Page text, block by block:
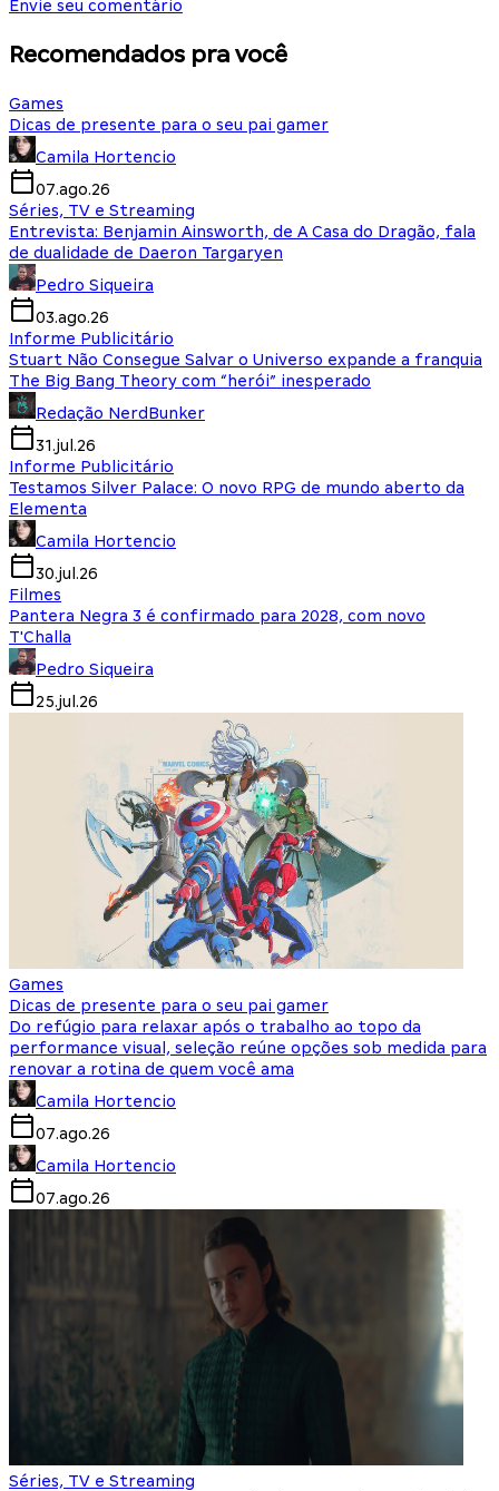
Envie seu comentário
Recomendados pra você
Games
Dicas de presente para o seu pai gamer
Camila Hortencio
07.ago.26
Séries, TV e Streaming
Entrevista: Benjamin Ainsworth, de A Casa do Dragão, fala
de dualidade de Daeron Targaryen
Pedro Siqueira
03.ago.26
Informe Publicitário
Stuart Não Consegue Salvar o Universo expande a franquia
The Big Bang Theory com “herói” inesperado
Redação NerdBunker
31.jul.26
Informe Publicitário
Testamos Silver Palace: O novo RPG de mundo aberto da
Elementa
Camila Hortencio
30.jul.26
Filmes
Pantera Negra 3 é confirmado para 2028, com novo
T'Challa
Pedro Siqueira
25.jul.26
Games
Dicas de presente para o seu pai gamer
Do refúgio para relaxar após o trabalho ao topo da
performance visual, seleção reúne opções sob medida para
renovar a rotina de quem você ama
Camila Hortencio
07.ago.26
Camila Hortencio
07.ago.26
Séries, TV e Streaming